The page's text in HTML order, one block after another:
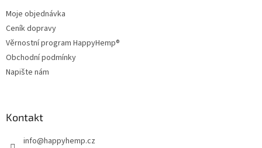
Moje objednávka
Ceník dopravy
Věrnostní program HappyHemp®
Obchodní podmínky
Napište nám
Kontakt
info@happyhemp.cz